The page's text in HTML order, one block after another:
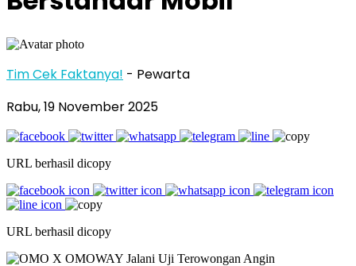
Tim Cek Faktanya! - Pewarta
Rabu, 19 November 2025
URL berhasil dicopy
URL berhasil dicopy